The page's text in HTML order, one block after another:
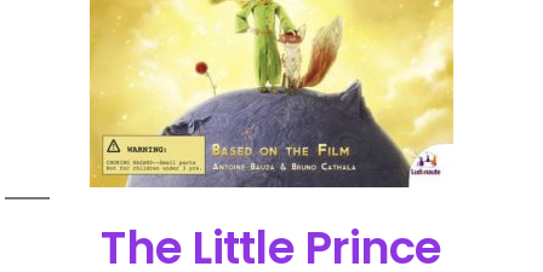
The Little Prince